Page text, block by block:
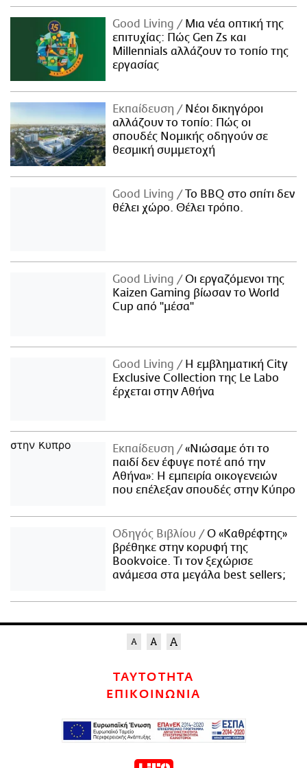
Good Living
Μια νέα οπτική της
επιτυχίας: Πώς Gen Zs και
Millennials αλλάζουν το τοπίο της
εργασίας
Εκπαίδευση
Νέοι δικηγόροι
αλλάζουν το τοπίο: Πώς οι
σπουδές Νομικής οδηγούν σε
θεσμική συμμετοχή
Good Living
Το BBQ στο σπίτι δεν
θέλει χώρο. Θέλει τρόπο.
Good Living
Οι εργαζόμενοι της
Kaizen Gaming βίωσαν το World
Cup από "μέσα"
Good Living
Η εμβληματική City
Exclusive Collection της Le Labo
έρχεται στην Αθήνα
Εκπαίδευση
«Νιώσαμε ότι το
παιδί δεν έφυγε ποτέ από την
Αθήνα»: Η εμπειρία οικογενειών
που επέλεξαν σπουδές στην Κύπρο
Οδηγός Βιβλίου
Ο «Καθρέφτης»
βρέθηκε στην κορυφή της
Bookvoice. Τι τον ξεχώρισε
ανάμεσα στα μεγάλα best sellers;
ΤΑΥΤΟΤΗΤΑ
ΕΠΙΚΟΙΝΩΝΙΑ